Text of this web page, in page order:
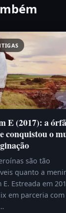
E (2017): a órfã
conquistou o
são tão
quanto a
E. Estreada em
em parceria com